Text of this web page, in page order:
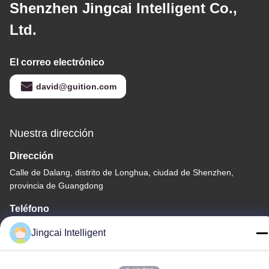
Shenzhen Jingcai Intelligent Co.,
Ltd.
El correo electrónico
david@guition.com
Nuestra dirección
Dirección
Calle de Dalang, distrito de Longhua, ciudad de Shenzhen,
provincia de Guangdong
Teléfono
18665866730-18665866730
Jingcai Intelligent